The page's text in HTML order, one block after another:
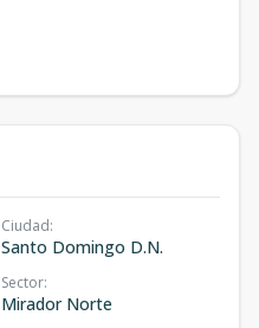
Ciudad:
Santo Domingo D.N.
Sector:
Mirador Norte